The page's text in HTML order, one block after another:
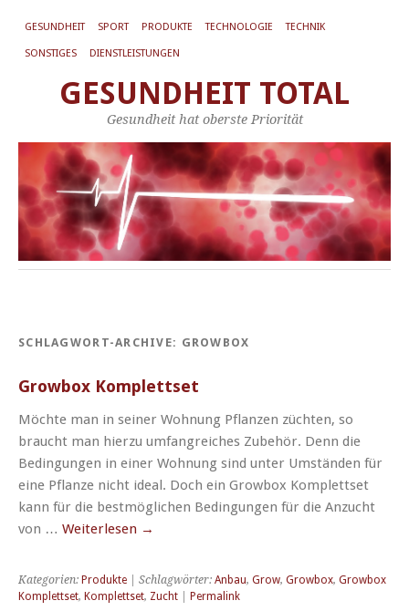
GESUNDHEIT SPORT PRODUKTE TECHNOLOGIE TECHNIK
SONSTIGES DIENSTLEISTUNGEN
GESUNDHEIT TOTAL
Gesundheit hat oberste Priorität
SCHLAGWORT-ARCHIVE: GROWBOX
Growbox Komplettset
Möchte man in seiner Wohnung Pflanzen züchten, so
braucht man hierzu umfangreiches Zubehör. Denn die
Bedingungen in einer Wohnung sind unter Umständen für
eine Pflanze nicht ideal. Doch ein Growbox Komplettset
kann für die bestmöglichen Bedingungen für die Anzucht
von … Weiterlesen →
Kategorien: Produkte | Schlagwörter: Anbau, Grow, Growbox, Growbox
Komplettset, Komplettset, Zucht Permalink